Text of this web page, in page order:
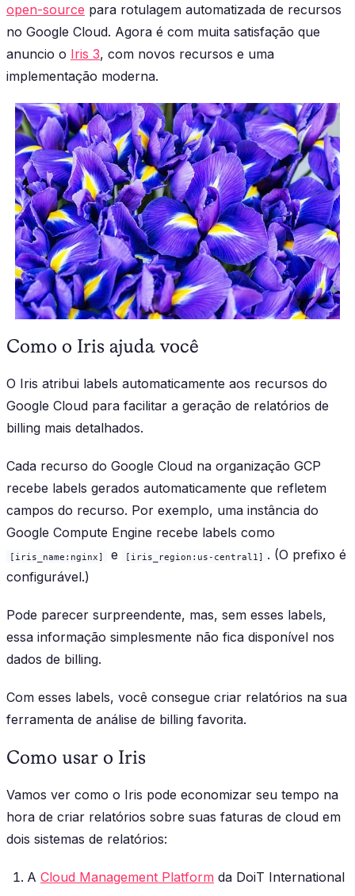
open-source para rotulagem automatizada de recursos
no Google Cloud. Agora é com muita satisfação que
anuncio o Iris 3, com novos recursos e uma
implementação moderna.
Como o Iris ajuda você
O Iris atribui labels automaticamente aos recursos do
Google Cloud para facilitar a geração de relatórios de
billing mais detalhados.
Cada recurso do Google Cloud na organização GCP
recebe labels gerados automaticamente que refletem
campos do recurso. Por exemplo, uma instância do
Google Compute Engine recebe labels como
[iris_name:nginx] e [iris_region:us-central1] . (O prefixo é
configurável.)
Pode parecer surpreendente, mas, sem esses labels,
essa informação simplesmente não fica disponível nos
dados de billing.
Com esses labels, você consegue criar relatórios na sua
ferramenta de análise de billing favorita.
Como usar o Iris
Vamos ver como o Iris pode economizar seu tempo na
hora de criar relatórios sobre suas faturas de cloud em
dois sistemas de relatórios:
A Cloud Management Platform da DoiT International